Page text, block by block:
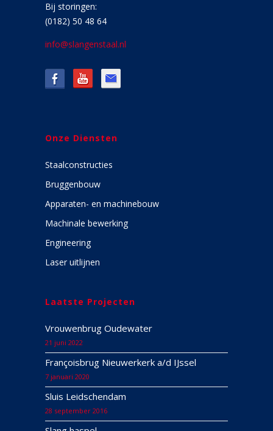
Bij storingen:
(0182) 50 48 64
info@slangenstaal.nl
Onze Diensten
Staalconstructies
Bruggenbouw
Apparaten- en machinebouw
Machinale bewerking
Engineering
Laser uitlijnen
Laatste Projecten
Vrouwenbrug Oudewater
21 juni 2022
Françoisbrug Nieuwerkerk a/d IJssel
7 januari 2020
Sluis Leidschendam
28 september 2016